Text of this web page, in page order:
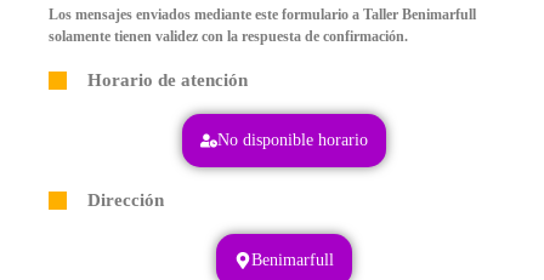
Los mensajes enviados mediante este formulario a Taller Benimarfull
solamente tienen validez con la respuesta de confirmación.
Horario de atención
No disponible horario
Dirección
Benimarfull